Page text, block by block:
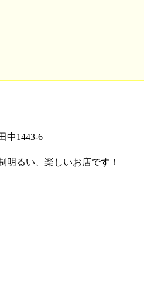
中1443-6
明るい、楽しいお店です！